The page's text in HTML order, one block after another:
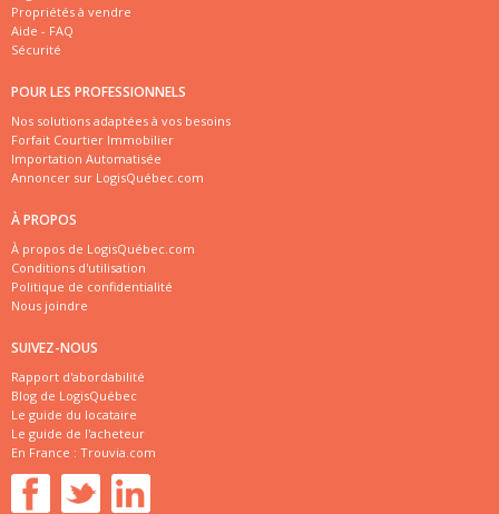
Propriétés à vendre
Aide - FAQ
Sécurité
POUR LES PROFESSIONNELS
Nos solutions adaptées à vos besoins
Forfait Courtier Immobilier
Importation Automatisée
Annoncer sur LogisQuébec.com
À PROPOS
À propos de LogisQuébec.com
Conditions d'utilisation
Politique de confidentialité
Nous joindre
SUIVEZ-NOUS
Rapport d'abordabilité
Blog de LogisQuébec
Le guide du locataire
Le guide de l'acheteur
En France : Trouvia.com